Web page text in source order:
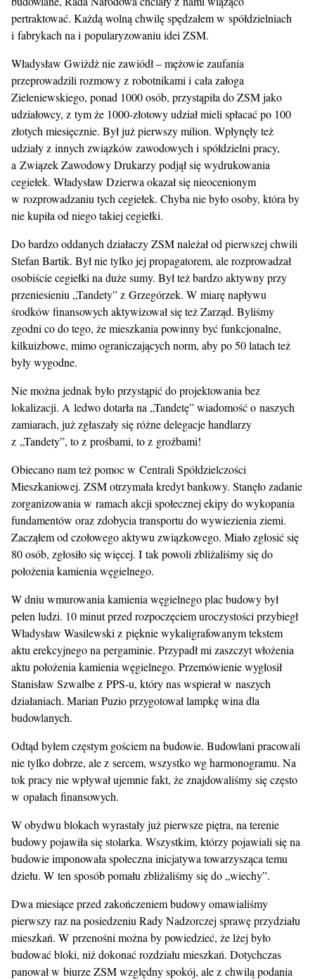
pertraktować. Każdą wolną chwilę spędzałem w spółdzielniach
i fabrykach na i popularyzowaniu idei ZSM.
Władysław Gwiżdż nie zawiódł – mężowie zaufania
przeprowadzili rozmowy z robotnikami i cała załoga
Zieleniewskiego, ponad 1000 osób, przystąpiła do ZSM jako
udziałowcy, z tym że 1000-złotowy udział mieli spłacać po 100
złotych miesięcznie. Był już pierwszy milion. Wpłynęły też
udziały z innych związków zawodowych i spółdzielni pracy,
a Związek Zawodowy Drukarzy podjął się wydrukowania
cegiełek. Władysław Dzierwa okazał się nieocenionym
w rozprowadzaniu tych cegiełek. Chyba nie było osoby, która by
nie kupiła od niego takiej cegiełki.
Do bardzo oddanych działaczy ZSM należał od pierwszej chwili
Stefan Bartik. Był nie tylko jej propagatorem, ale rozprowadzał
osobiście cegiełki na duże sumy. Był też bardzo aktywny przy
przeniesieniu „Tandety” z Grzegórzek. W miarę napływu
środków finansowych aktywizował się też Zarząd. Byliśmy
zgodni co do tego, że mieszkania powinny być funkcjonalne,
kilkuizbowe, mimo ograniczających norm, aby po 50 latach też
były wygodne.
Nie można jednak było przystąpić do projektowania bez
lokalizacji. A ledwo dotarła na „Tandetę” wiadomość o naszych
zamiarach, już zgłaszały się różne delegacje handlarzy
z „Tandety”, to z prośbami, to z groźbami!
Obiecano nam też pomoc w Centrali Spółdzielczości
Mieszkaniowej. ZSM otrzymała kredyt bankowy. Stanęło zadanie
zorganizowania w ramach akcji społecznej ekipy do wykopania
fundamentów oraz zdobycia transportu do wywiezienia ziemi.
Zacząłem od czołowego aktywu związkowego. Miało zgłosić się
80 osób, zgłosiło się więcej. I tak powoli zbliżaliśmy się do
położenia kamienia węgielnego.
W dniu wmurowania kamienia węgielnego plac budowy był
pełen ludzi. 10 minut przed rozpoczęciem uroczystości przybiegł
Władysław Wasilewski z pięknie wykaligrafowanym tekstem
aktu erekcyjnego na pergaminie. Przypadł mi zaszczyt włożenia
aktu położenia kamienia węgielnego. Przemówienie wygłosił
Stanisław Szwalbe z PPS-u, który nas wspierał w naszych
działaniach. Marian Puzio przygotował lampkę wina dla
budowlanych.
Odtąd byłem częstym gościem na budowie. Budowlani pracowali
nie tylko dobrze, ale z sercem, wszystko wg harmonogramu. Na
tok pracy nie wpływał ujemnie fakt, że znajdowaliśmy się często
w opałach finansowych.
W obydwu blokach wyrastały już pierwsze piętra, na terenie
budowy pojawiła się stolarka. Wszystkim, którzy pojawiali się na
budowie imponowała społeczna inicjatywa towarzysząca temu
dziełu. W ten sposób pomału zbliżaliśmy się do „wiechy”.
Dwa miesiące przed zakończeniem budowy omawialiśmy
pierwszy raz na posiedzeniu Rady Nadzorczej sprawę przydziału
mieszkań. W przenośni można by powiedzieć, że lżej było
budować bloki, niż dokonać rozdziału mieszkań. Dotychczas
panował w biurze ZSM względny spokój, ale z chwilą podania